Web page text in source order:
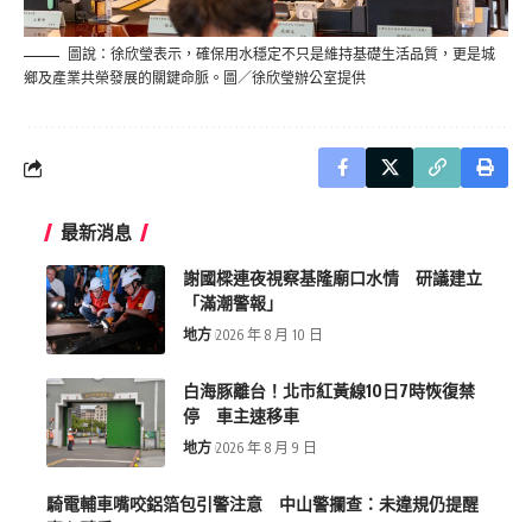
圖說：徐欣瑩表示，確保用水穩定不只是維持基礎生活品質，更是城
鄉及產業共榮發展的關鍵命脈。圖／徐欣瑩辦公室提供
最新消息
謝國樑連夜視察基隆廟口水情 研議建立
「滿潮警報」
地方 2026 年 8 月 10 日
白海豚離台！北市紅黃線10日7時恢復禁
停 車主速移車
地方 2026 年 8 月 9 日
騎電輔車嘴咬鋁箔包引警注意 中山警攔查：未違規仍提醒